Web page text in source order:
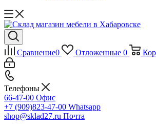
Сравнение0 Отложенные 0
Телефоны
66-47-00 Офис
+7 (909)823-47-00 Whatsapp
shop@sklad27.ru Почта